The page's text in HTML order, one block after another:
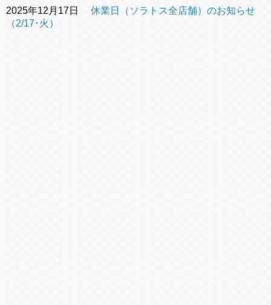
2025年12月17日
休業日（ソラトス全店舗）のお知らせ
（2/17･火）